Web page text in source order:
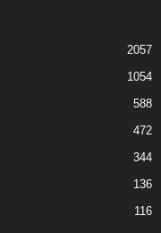
2057
1054
588
472
344
136
116